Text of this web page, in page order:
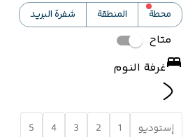
محطة
المنطقة شفرة البريد
متاح
غرفة النوم
إستوديو 1
2
3
4
5